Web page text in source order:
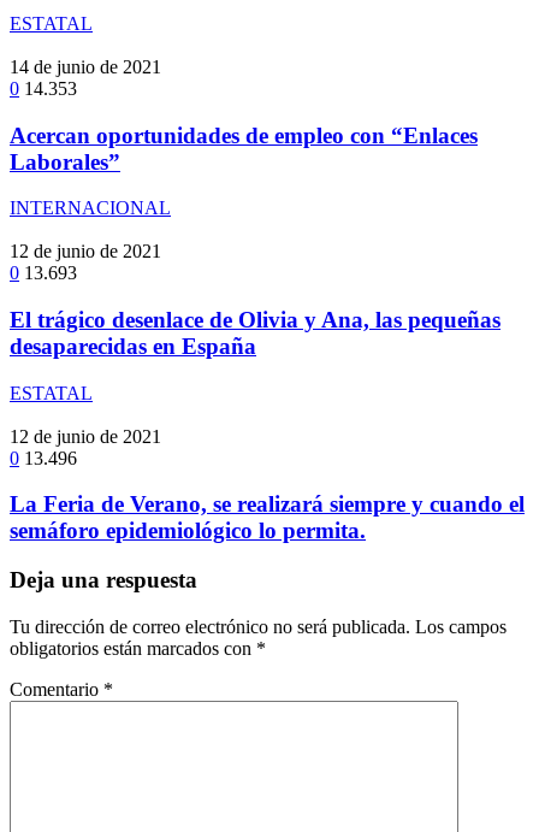
ESTATAL
14 de junio de 2021
0 14.353
Acercan oportunidades de empleo con “Enlaces
Laborales”
INTERNACIONAL
12 de junio de 2021
0 13.693
El trágico desenlace de Olivia y Ana, las pequeñas
desaparecidas en España
ESTATAL
12 de junio de 2021
0 13.496
La Feria de Verano, se realizará siempre y cuando el
semáforo epidemiológico lo permita.
Deja una respuesta
Tu dirección de correo electrónico no será publicada. Los campos
obligatorios están marcados con *
Comentario *